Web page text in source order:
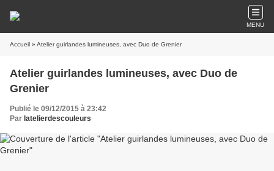
MENU
Accueil » Atelier guirlandes lumineuses, avec Duo de Grenier
Atelier guirlandes lumineuses, avec Duo de
Grenier
Publié le 09/12/2015 à 23:42
Par latelierdescouleurs